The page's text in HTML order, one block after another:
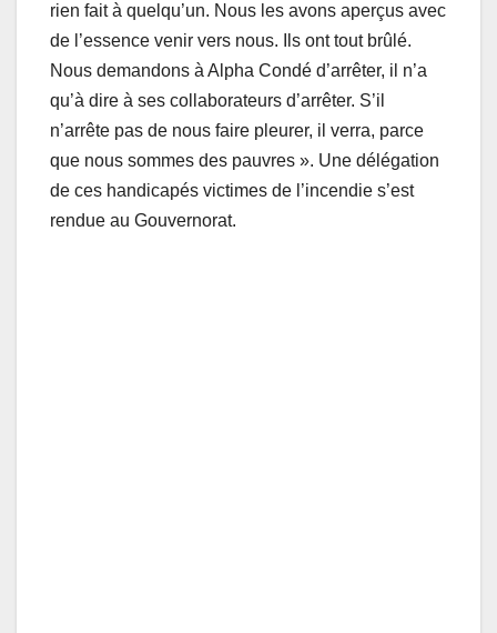
rien fait à quelqu’un. Nous les avons aperçus avec
de l’essence venir vers nous. Ils ont tout brûlé.
Nous demandons à Alpha Condé d’arrêter, il n’a
qu’à dire à ses collaborateurs d’arrêter. S’il
n’arrête pas de nous faire pleurer, il verra, parce
que nous sommes des pauvres ». Une délégation
de ces handicapés victimes de l’incendie s’est
rendue au Gouvernorat.